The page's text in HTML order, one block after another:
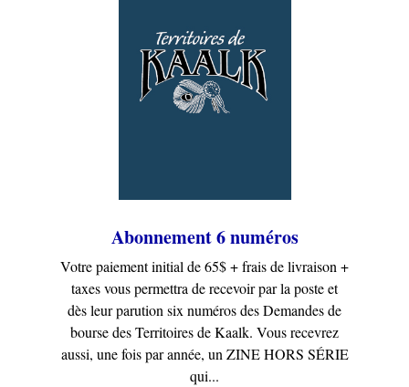
Abonnement 6 numéros
Votre paiement initial de 65$ + frais de livraison +
taxes vous permettra de recevoir par la poste et
dès leur parution six numéros des Demandes de
bourse des Territoires de Kaalk. Vous recevrez
aussi, une fois par année, un ZINE HORS SÉRIE
qui...